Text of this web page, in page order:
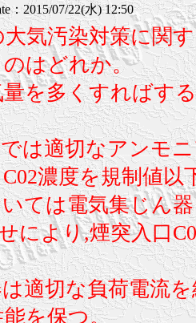
2015/07/22(水) 12:50
気汚染対策に関
はどれか。
を多くすればす
は適切なアンモ
濃度を規制値以
ては電気集じん
により,煙突入口
適切な負荷電流
を保つ。